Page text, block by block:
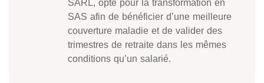
SARL, opte pour la transformation en
SAS afin de bénéficier d’une meilleure
couverture maladie et de valider des
trimestres de retraite dans les mêmes
conditions qu’un salarié.